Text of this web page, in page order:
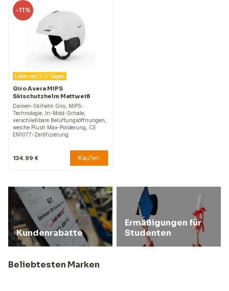
-11%
Lieferzeit 2-3 Tagen
Giro Avera MIPS
Skischutzhelm Mattweiß
Damen-Skihelm Giro, MIPS-
Technologie, In-Mold-Schale,
verschließbare Belüftungsöffnungen,
weiche Plush Max-Polsterung, CE
EN1077-Zertifizierung.
134.99 € Kaufen
Kundenrabatte
Ermäßigungen für
Studenten
Beliebtesten Marken